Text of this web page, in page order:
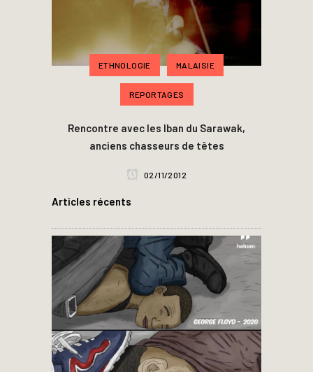
ETHNOLOGIE MALAISIE
REPORTAGES
Rencontre avec les Iban du Sarawak,
anciens chasseurs de têtes
02/11/2012
Articles récents